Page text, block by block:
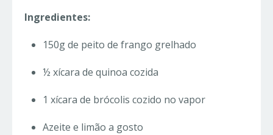
Ingredientes:
150g de peito de frango grelhado
½ xícara de quinoa cozida
1 xícara de brócolis cozido no vapor
Azeite e limão a gosto